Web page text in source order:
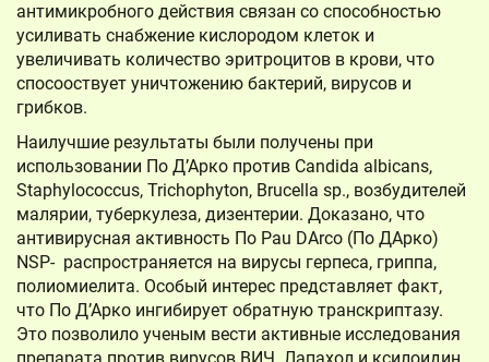
антимикробного действия связан со способностью
усиливать снабжение кислородом клеток и
увеличивать количество эритроцитов в крови, что
спосооствует уничтожению бактерий, вирусов и
грибков.
Наилучшие результаты были получены при
использовании По Д’Арко против Candida albicans,
Staphylococcus, Trichophyton, Brucella sp., возбудителей
малярии, туберкулеза, дизентерии. Доказано, что
антивирусная активность По Pau DArco (По ДАрко)
NSP- распространяется на вирусы герпеса, гриппа,
полиомиелита. Особый интерес представляет факт,
что По Д’Арко ингибирует обратную транскриптазу.
Это позволило ученым вести активные исследования